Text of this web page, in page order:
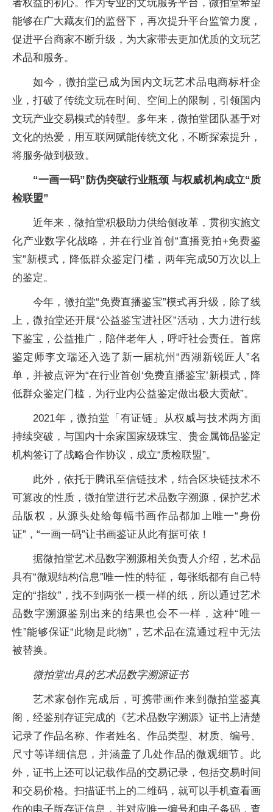
者权益的初心。作为专业的文玩服务平台，微拍堂希望
能够在广大藏友们的监督下，再次提升平台监管力度，
促进平台商家不断升级，为大家带去更加优质的文玩艺
术品和服务。
如今，微拍堂已成为国内文玩艺术品电商标杆企
业，打破了传统文玩在时间、空间上的限制，引领国内
文玩产业交易模式的转型。多年来，微拍堂团队基于对
文化的热爱，用互联网赋能传统文化，不断探索提升，
将服务做到极致。
“一画一码”防伪突破行业瓶颈 与权威机构成立“质
检联盟”
近年来，微拍堂积极助力供给侧改革，贯彻实施文
化产业数字化战略，并在行业首创“直播竞拍+免费鉴
宝”新模式，降低群众鉴定门槛，两年完成50万次以上
的鉴定。
今年，微拍堂“免费直播鉴宝”模式再升级，除了线
上，微拍堂还开展“公益鉴宝进社区”活动，大力进行线
下鉴宝，公益推广，陪伴老年人，呼吁社会责任。首席
鉴定师李文瑞还入选了新一届杭州“西湖新锐匠人”名
单，并被点评为“在行业首创‘免费直播鉴宝’新模式，降
低群众鉴定门槛，为行业内公益鉴定做出极大贡献”。
2021年，微拍堂「有证链」从权威与技术两方面
持续突破，与国内十余家国家级珠宝、贵金属饰品鉴定
机构签订了战略合作协议，成立“质检联盟”。
此外，依托于腾讯至信链技术，结合区块链技术不
可篡改的性质，微拍堂进行艺术品数字溯源，保护艺术
品版权，从源头处给每幅书画作品都加上唯一“身份
证”，“一画一码”让书画鉴证从此有据可依！
据微拍堂艺术品数字溯源相关负责人介绍，艺术品
具有“微观结构信息”唯一性的特征，每张纸都有自己特
定的“指纹”，找不到两张一模一样的纸，所以通过艺术
品数字溯源鉴别出来的结果也会不一样，这种“唯一
性”能够保证“此物是此物”，艺术品在流通过程中无法
被替换。
微拍堂出具的艺术品数字溯源证书
艺术家创作完成后，可携带画作来到微拍堂鉴真
阁，经鉴别存证完成的《艺术品数字溯源》证书上清楚
记录了作品名称、作者姓名、作品类型、材质、编号、
尺寸等详细信息，并涵盖了几处作品的微观细节。此
外，证书上还可以记载作品的交易记录，包括交易时间
和交易价格。扫描证书上的二维码，就可以手机查看画
作的电子版存证信息，并对应唯一编号和电子条码，查